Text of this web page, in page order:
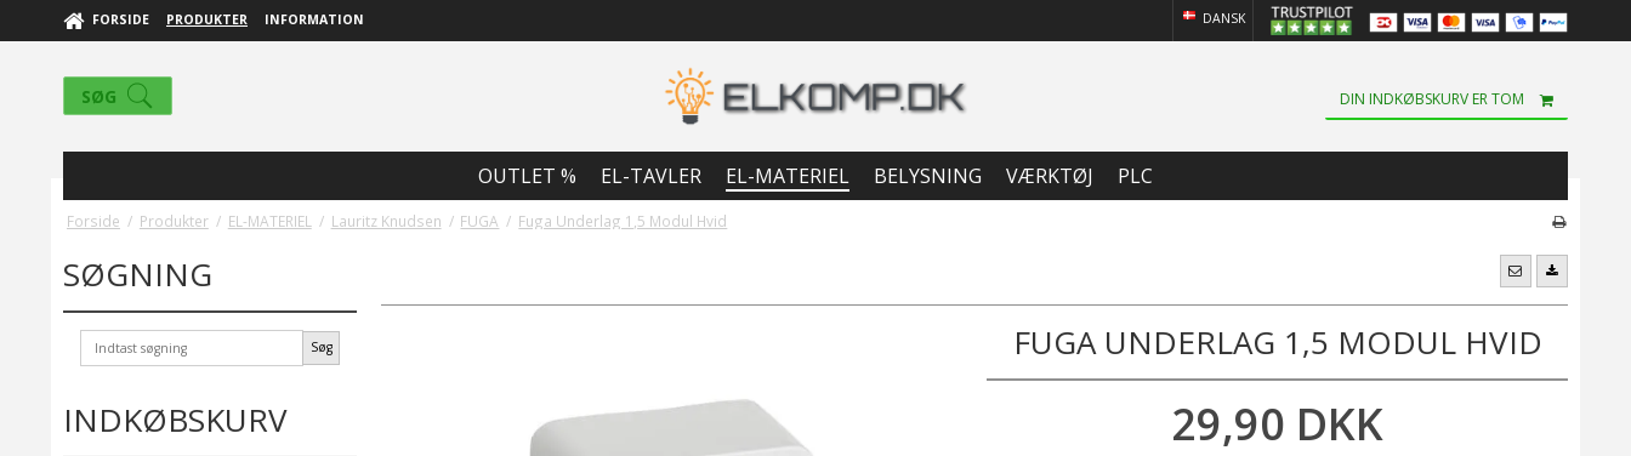
FORSIDE PRODUKTER INFORMATION DANSK
SØG DIN INDKØBSKURV ER TOM
OUTLET % EL-TAVLER EL-MATERIEL BELYSNING VÆRKTØJ PLC
Forside / Produkter / EL-MATERIEL / Lauritz Knudsen / FUGA / Fuga Underlag 1,5 Modul Hvid
SØGNING
Søg
INDKØBSKURV
FUGA UNDERLAG 1,5 MODUL HVID
29,90 DKK